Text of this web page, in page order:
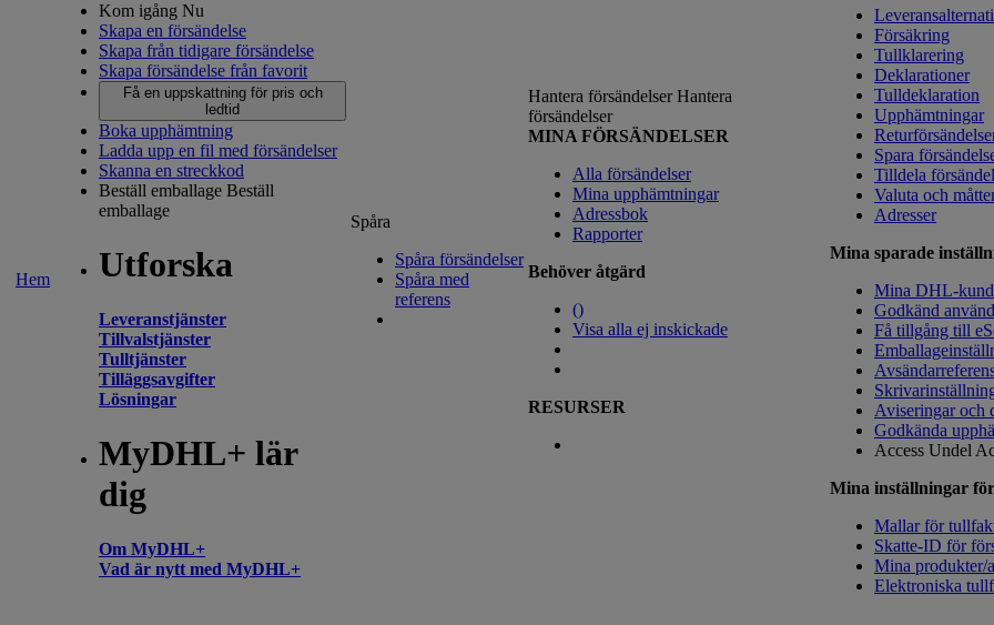
Hem
Kom igång Nu
Skapa en försändelse
Skapa från tidigare försändelse
Skapa försändelse från favorit
Få en uppskattning för pris och
ledtid
Boka upphämtning
Ladda upp en fil med försändelser
Skanna en streckkod
Beställ emballage Beställ
emballage
Utforska
Leveranstjänster
Tillvalstjänster
Tulltjänster
Tilläggsavgifter
Lösningar
MyDHL+ lär
dig
Om MyDHL+
Vad är nytt med MyDHL+
Spåra
Spåra försändelser
Spåra med
referens
Hantera försändelserHantera
försändelser
MINA FÖRSÄNDELSER
Alla försändelser
Mina upphämtningar
Adressbok
Rapporter
Behöver åtgärd
()
Visa alla ej inskickade
RESURSER
Försäkring
Tullklarering
Deklarationer
Tulldeklaration
Upphämtningar
Spara
Tilldela
Valuta och
Adresser
Mina sparade
Mina DHL-
Godkänd
Få tillgång till
Aviseringar och
Godkända
Access Undel
Mina inställningar
Mallar för
Skatte-ID för
Mina produkter/
Elektroniska